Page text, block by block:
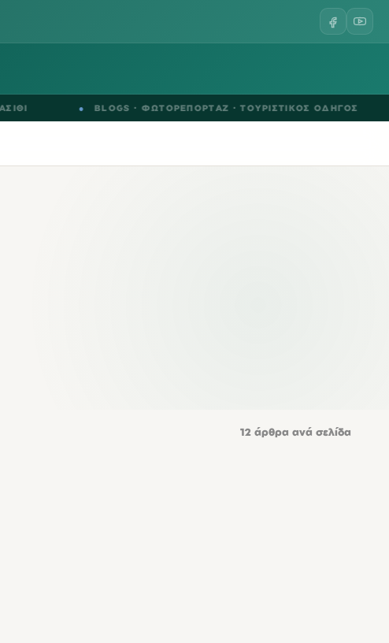
BLOGS·ΦΩΤΟΡΕΠΟΡΤΑΖ·ΤΟΥΡΙΣΤΙΚΟΣ ΟΔΗΓΟΣ
12 άρθρα ανά σελίδα